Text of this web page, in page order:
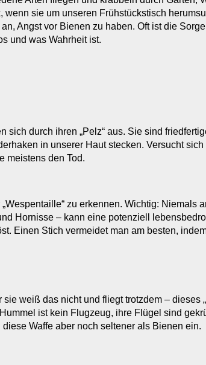
sie um unseren Frühstückstisch
Angst vor Bienen zu haben. Oft ist die
und was Wahrheit ist.
durch ihren „Pelz“ aus. Sie sind
in unserer Haut stecken. Versucht
meistens den Tod.
zu erkennen. Wichtig: Niemals
Hornisse – kann eine potenziell
Einen Stich vermeidet man am besten,
weiß das nicht und fliegt trotzdem – dieses
ist kein Flugzeug, ihre Flügel sind
Waffe aber noch seltener als Bienen ein.